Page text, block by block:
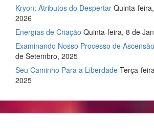
Kryon: Atributos do Despertar Quinta-
2026
Energias de Criação Quinta-feira, 8 de
Examinando Nosso Processo de Ascensão
de Setembro, 2025
Seu Caminho Para a Liberdade Terça-
2025